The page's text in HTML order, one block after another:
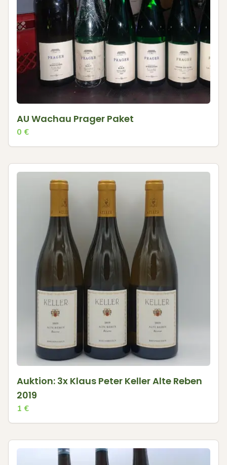
AU Wachau Prager Paket
0 €
Auktion: 3x Klaus Peter Keller Alte Reben
2019
1 €